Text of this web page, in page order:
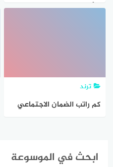
والأمن الغذائي للمرحلة
ترند
كم راتب الضمان الاجتماعي
1444 بعد الزيادة
ابحث في الموسوعة